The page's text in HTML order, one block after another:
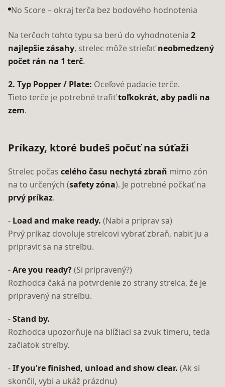
No Score – okraj terča bez bodového hodnotenia
Na terčoch tohto typu sa berú do vyhodnotenia 2
najlepšie zásahy, strelec môže strieľaťneobmedzený
počet rán na 1 terč.
2. Typ Popper / Plate: Oceľové padacie terče.
Tieto terče je potrebné trafiťtoľkokrát, aby padli na
zem.
Príkazy, ktoré budeš počuť na súťaži
Strelec počas celého času nechytá zbraň mimo zón
na to určených (safety zóna). Je potrebné počkať na
prvý príkaz.
- Load and make ready. (Nabi a priprav sa)
Prvý príkaz dovoluje strelcovi vybrať zbraň, nabiť ju a
pripraviť sa na streľbu.
-Are you ready?(Si pripravený?)
Rozhodca čaká na potvrdenie zo strany strelca, že je
pripravený na streľbu.
-Stand by.
Rozhodca upozorňuje na blížiaci sa zvuk timeru, teda
začiatok streľby.
-If you're finished, unload and show clear. (Ak si
skončil, vybi a ukáž prázdnu)